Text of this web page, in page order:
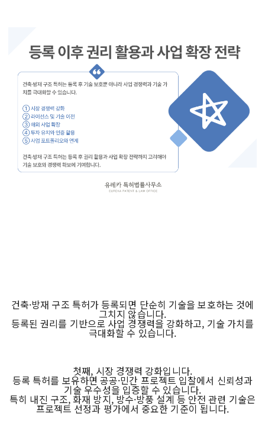
건축·방재 구조 특허가 등록되면 단순히 기술을 보호하는 것에
그치지 않습니다.
등록된 권리를 기반으로 사업 경쟁력을 강화하고, 기술 가치를
극대화할 수 있습니다.
첫째, 시장 경쟁력 강화입니다.
등록 특허를 보유하면 공공·민간 프로젝트 입찰에서 신뢰성과
기술 우수성을 입증할 수 있습니다.
특히 내진 구조, 화재 방지, 방수·방풍 설계 등 안전 관련 기술은
프로젝트 선정과 평가에서 중요한 기준이 됩니다.